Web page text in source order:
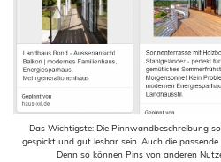
Das Wichtigste: Die Pinnwandbeschreibung
gespickt und gut lesbar sein. Auch die
Denn so können Pins von anderen